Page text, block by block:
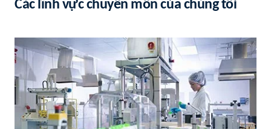
Các lĩnh vực chuyên môn của chúng tôi